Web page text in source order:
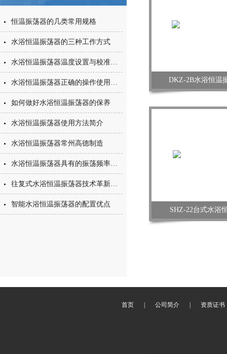
恒温振荡器的几类常用规格
水浴恒温振荡器的三种工作方式
水浴恒温振荡器温度设置与校准方法
水浴恒温振荡器正确的操作使用方法
如何做好水浴恒温振荡器的保养
水浴恒温振荡器使用方法简介
水浴恒温振荡器常州高德制造
水浴恒温振荡器具有的振荡频率和温度控制
往复式水浴恒温振荡器技术革新配置升级
智能水浴恒温振荡器的配置优点
DKZ-2B水浴恒温
SHZ-22台式水浴
首页 公司简介 资质证书